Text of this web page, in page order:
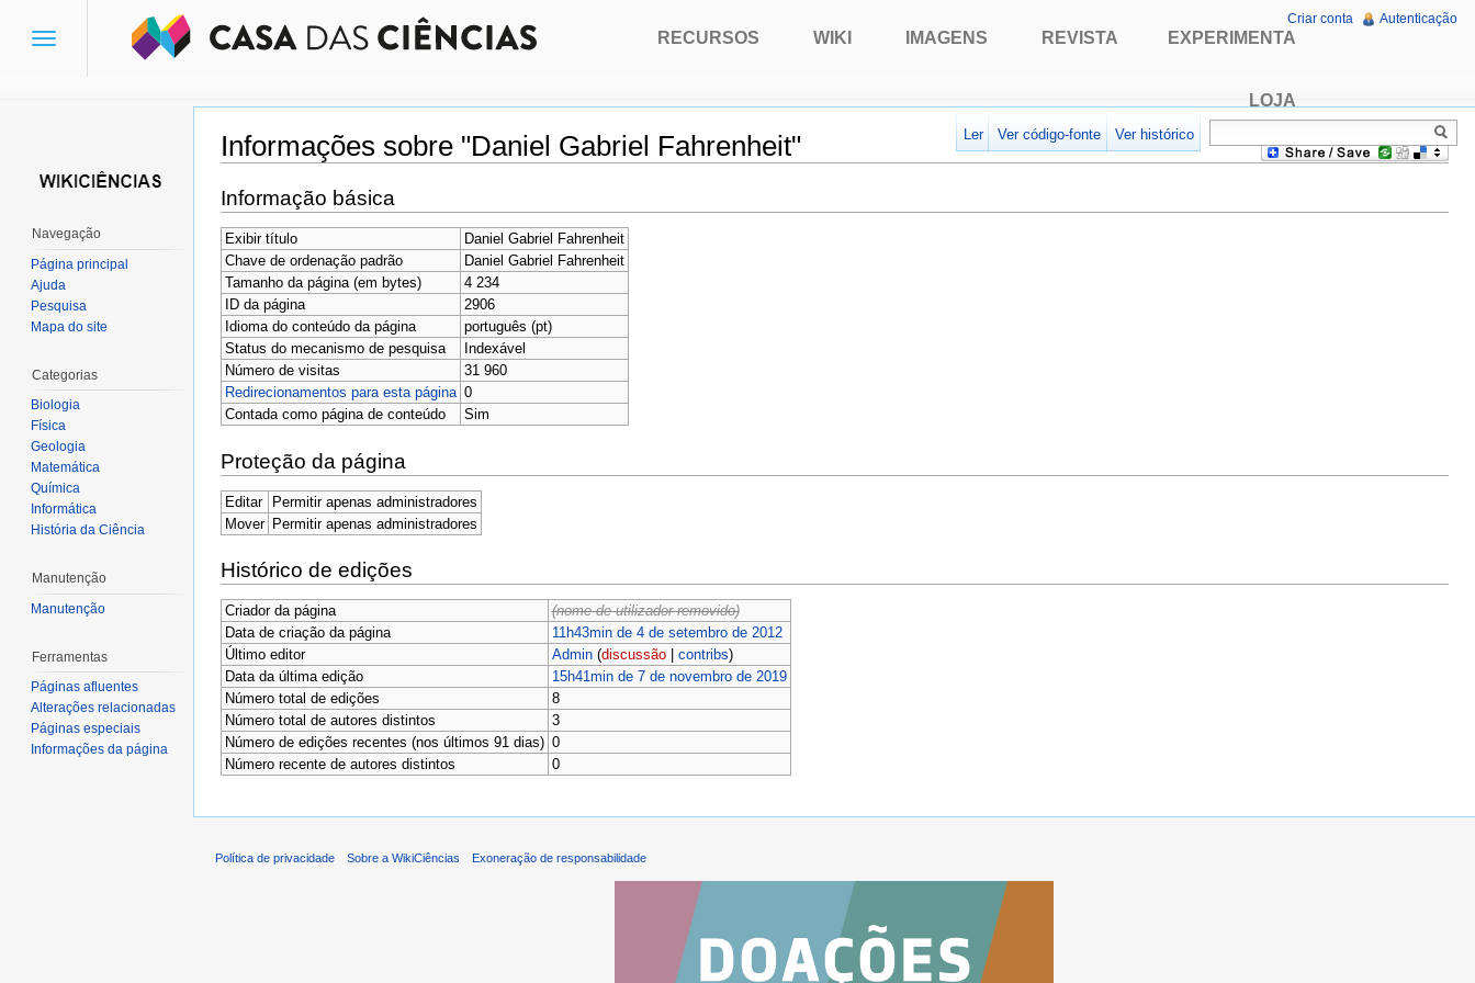
Informações sobre "Daniel Gabriel Fahrenheit"
Ir para:navegação,pesquisa
Informação básica
Exibir título
Daniel Gabriel Fahrenheit
Chave de ordenação padrão
Daniel Gabriel Fahrenheit
Tamanho da página (em bytes)
4 234
ID da página
2906
Idioma do conteúdo da página
português (pt)
Status do mecanismo de pesquisa
Indexável
Número de visitas
31 960
Redirecionamentos para esta página 0
Contada como página de conteúdo
Sim
Proteção da página
Editar
Permitir apenas administradores
Mover Permitir apenas administradores
Histórico de edições
Criador da página
(nome de utilizador removido)
Data de criação da página
11h43min de 4 de setembro de 2012
Último editor
Admin (discussão| contribs)
Data da última edição
15h41min de 7 de novembro de 2019
Número total de edições
8
Número total de autores distintos
3
Número de edições recentes (nos últimos 91 dias) 0
Número recente de autores distintos
0
Toggle
RECURSOS WIKI IMAGENS REVISTA EXPERIMENTA
LOJA
Criar conta Autenticação
Ler Ver código-fonte Ver histórico
Navegação
Página principal
Ajuda
Pesquisa
Mapa do site
Categorias
Biologia
Física
Geologia
Matemática
Química
Informática
História da Ciência
Manutenção
Manutenção
Ferramentas
Páginas afluentes
Alterações relacionadas
Páginas especiais
Informações da página
Política de privacidade Sobre a WikiCiências Exoneração de responsabilidade